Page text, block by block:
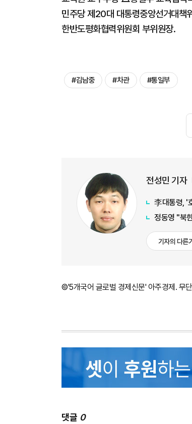
민주당 제20대 대통령중앙선거대책
한반도평화협력위원회 부위원장.
#김남중 #차관 #통일부
전성민 기자
李대통령, '
정동영 "북
기자의 다른
©'5개국어 글로벌 경제신문' 아주경제. 무
댓글 0